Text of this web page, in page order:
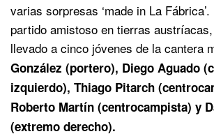
varias sorpresas ‘made in La
partido amistoso en tierras
llevado a cinco jóvenes de la cantera
González (portero), Diego Aguado
izquierdo), Thiago Pitarch
Roberto Martín (centrocampista) y
(extremo derecho).